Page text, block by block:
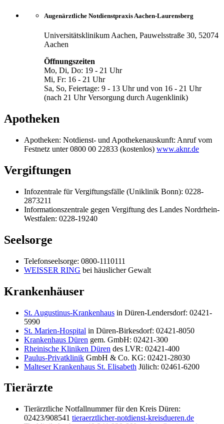
Augenärztliche Notdienstpraxis Aachen-Laurensberg
Universitätsklinikum Aachen, Pauwelsstraße 30, 52074
Aachen
Öffnungszeiten
Mo, Di, Do: 19 - 21 Uhr
Mi, Fr: 16 - 21 Uhr
Sa, So, Feiertage: 9 - 13 Uhr und von 16 - 21 Uhr
(nach 21 Uhr Versorgung durch Augenklinik)
Apotheken
Apotheken: Notdienst- und Apothekenauskunft: Anruf vom
Festnetz unter 0800 00 22833 (kostenlos) www.aknr.de
Vergiftungen
Infozentrale für Vergiftungsfälle (Uniklinik Bonn): 0228-
2873211
Informationszentrale gegen Vergiftung des Landes Nordrhein-
Westfalen: 0228-19240
Seelsorge
Telefonseelsorge: 0800-1110111
WEISSER RING bei häuslicher Gewalt
Krankenhäuser
St. Augustinus-Krankenhaus in Düren-Lendersdorf: 02421-
5990
St. Marien-Hospital in Düren-Birkesdorf: 02421-8050
Krankenhaus Düren gem. GmbH: 02421-300
Rheinische Kliniken Düren des LVR: 02421-400
Paulus-Privatklinik GmbH & Co. KG: 02421-28030
Malteser Krankenhaus St. Elisabeth Jülich: 02461-6200
Tierärzte
Tierärztliche Notfallnummer für den Kreis Düren:
02423/908541 tieraerztlicher-notdienst-kreisdueren.de